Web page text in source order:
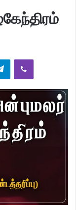
TelegramViber